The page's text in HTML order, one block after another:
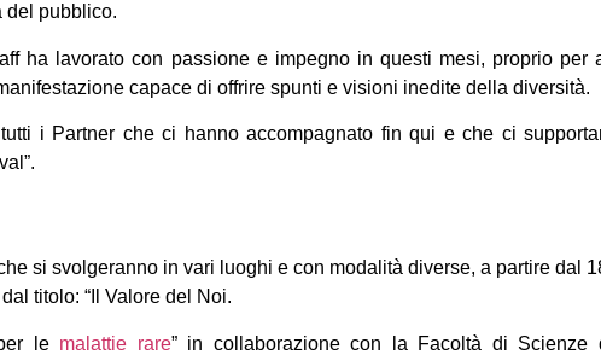
del pubblico.
ha lavorato con passione e impegno in questi mesi, proprio per
capace di offrire spunti e visioni inedite della diversità.
i Partner che ci hanno accompagnato fin qui e che ci
si svolgeranno in vari luoghi e con modalità diverse, a partire dal
titolo: “Il Valore del Noi.
le malattie rare” in collaborazione con la Facoltà di Scienze